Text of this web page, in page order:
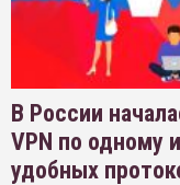
В России
VPN по одному
удобных